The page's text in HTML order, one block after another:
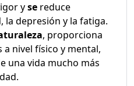
yse reduce
la depresión y la fatiga.
, proporciona
a nivel físico y mental,
una vida mucho más